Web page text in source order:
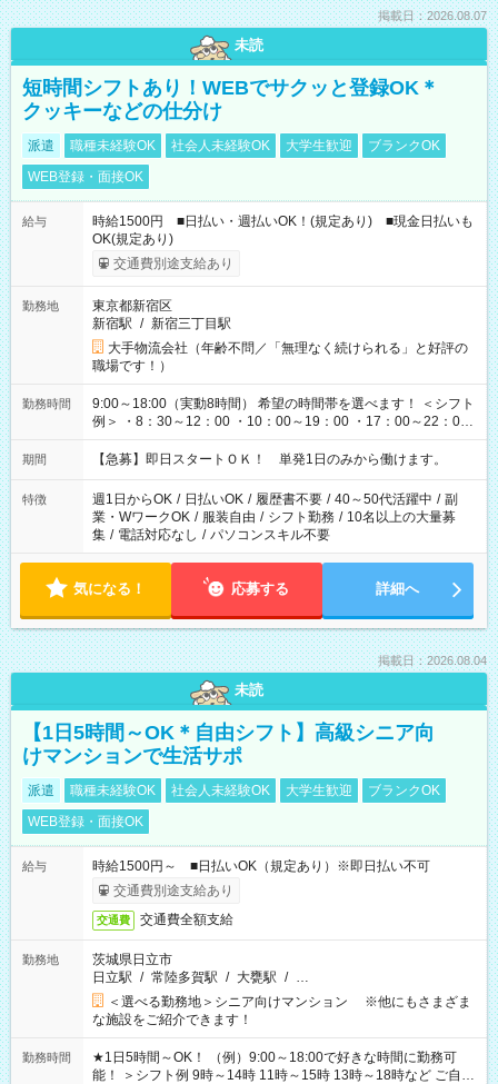
掲載日：2026.08.07
未読
短時間シフトあり！WEBでサクッと登録OK＊
クッキーなどの仕分け
派遣 職種未経験OK 社会人未経験OK 大学生歓迎
ブランクOK
WEB登録・面接OK
給与
時給1500円 ■日払い・週払いOK！(規定あり) ■現金日払いも
OK(規定あり)
交通費別途支給あり
勤務地
東京都新宿区
新宿駅 / 新宿三丁目駅
大手物流会社（年齢不問／「無理なく続けられる」と好評の
職場です！）
勤務時間
9:00～18:00（実動8時間） 希望の時間帯を選べます！ ＜シフト
例＞ ・8：30～12：00 ・10：00～19：00 ・17：00～22：00
・13：00～22：00 ・22：00～翌6：00 など
期間 【急募】即日スタートＯＫ！ 単発1日のみから働けます。
特徴 週1日からOK / 日払いOK / 履歴書不要 / 40～50代活躍中 / 副
業・WワークOK / 服装自由 / シフト勤務 / 10名以上の大量募
集 / 電話対応なし / パソコンスキル不要
気になる！ 応募する 詳細へ
掲載日：2026.08.04
未読
【1日5時間～OK＊自由シフト】高級シニア向
けマンションで生活サポ
派遣 職種未経験OK 社会人未経験OK 大学生歓迎
ブランクOK
WEB登録・面接OK
給与
時給1500円～ ■日払いOK（規定あり）※即日払い不可
交通費別途支給あり
交通費 交通費全額支給
勤務地
茨城県日立市
日立駅 / 常陸多賀駅 / 大甕駅 / …
＜選べる勤務地＞シニア向けマンション ※他にもさまざま
な施設をご紹介できます！
勤務時間
★1日5時間～OK！ （例）9:00～18:00で好きな時間に勤務可
能！ ＞シフト例 9時～14時 11時～15時 13時～18時など ご自身